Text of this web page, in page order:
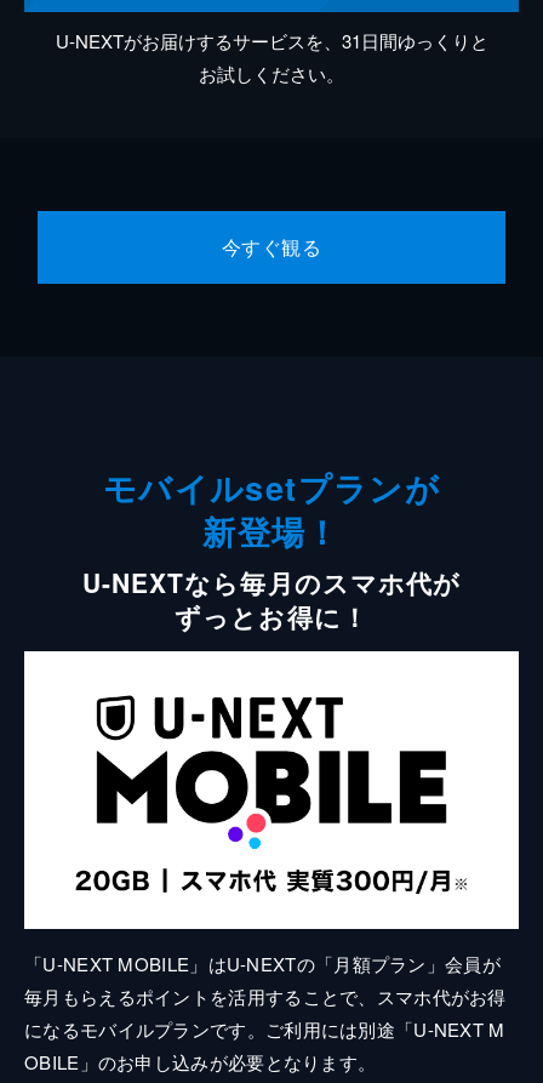
U-NEXTがお届けするサービスを、31日間ゆっくりと
お試しください。
今すぐ観る
モバイルsetプランが
新登場！
U-NEXTなら毎月のスマホ代が
ずっとお得に！
「U-NEXT MOBILE」はU-NEXTの「月額プラン」会員が
毎月もらえるポイントを活用することで、スマホ代がお得
になるモバイルプランです。ご利用には別途「U-NEXT M
OBILE」のお申し込みが必要となります。